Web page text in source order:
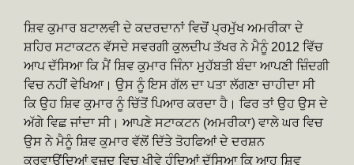
ਸ਼ਿਵ ਕੁਮਾਰ ਬਟਾਲਵੀ ਦੇ ਕਦਰਦਾਨਾਂ ਵਿਚੋਂ ਪ੍ਰਮੁੱਖ ਅਮਰੀਕਾ ਦੇ
ਸ਼ਹਿਰ ਸਟਾਕਟਨ ਵੱਸਦੇ ਸਵਰਗੀ ਕੁਲਦੀਪ ਤੱਖਰ ਨੇ ਮੈਨੂੰ 2012 ਵਿੱਚ
ਆਪ ਦੱਸਿਆ ਕਿ ਮੈਂ ਸ਼ਿਵ ਕੁਮਾਰ ਜਿੰਨਾ ਮੁਹੱਬਤੀ ਬੰਦਾ ਆਪਣੀ ਜ਼ਿੰਦਗੀ
ਵਿਚ ਨਹੀਂ ਵੇਖਿਆ। ਉਸ ਨੂੰ ਇਸ ਗੱਲ ਦਾ ਪਤਾ ਲੱਗਣਾ ਚਾਹੀਦਾ ਸੀ
ਕਿ ਉਹ ਸ਼ਿਵ ਕੁਮਾਰ ਨੂੰ ਚਿੱਤੋਂ ਪਿਆਰ ਕਰਦਾ ਹੈ। ਫਿਰ ਤਾਂ ਉਹ ਉਸ ਦੇ
ਅੱਗੇ ਵਿਛ ਜਾਂਦਾ ਸੀ। ਆਪਣੇ ਸਟਾਕਟਨ (ਅਮਰੀਕਾ) ਵਾਲੇ ਘਰ ਵਿਚ
ਉਸ ਨੇ ਮੈਨੂੰ ਸ਼ਿਵ ਕੁਮਾਰ ਵੱਲੋਂ ਦਿੱਤੇ ਤੋਹਫਿਆਂ ਦੇ ਦਰਸ਼ਨ
ਕਰਵਾਉਂਦਿਆਂ ਵਜ਼ਦ ਵਿਚ ਖੀਵੇ ਹੁੰਦਿਆਂ ਦੱਸਿਆ ਕਿ ਆਹ ਸ਼ਿਵ